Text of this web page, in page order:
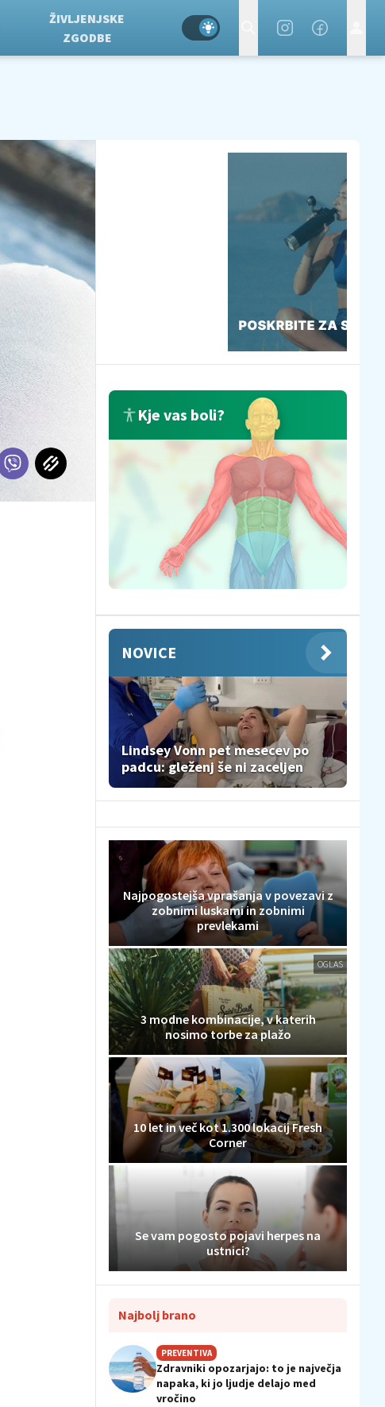
ŽIVLJENJSKE
ZGODBE
Kje vas boli?
NOVICE
Lindsey Vonn pet mesecev po
padcu: gleženj še ni zaceljen
Najpogostejša vprašanja v povezavi z
zobnimi luskami in zobnimi
prevlekami
OGLAS
3 modne kombinacije, v katerih
nosimo torbe za plažo
10 let in več kot 1.300 lokacij Fresh
Corner
Se vam pogosto pojavi herpes na
ustnici?
Najbolj brano
PREVENTIVA
Zdravniki opozarjajo: to je največja
napaka, ki jo ljudje delajo med
vročino